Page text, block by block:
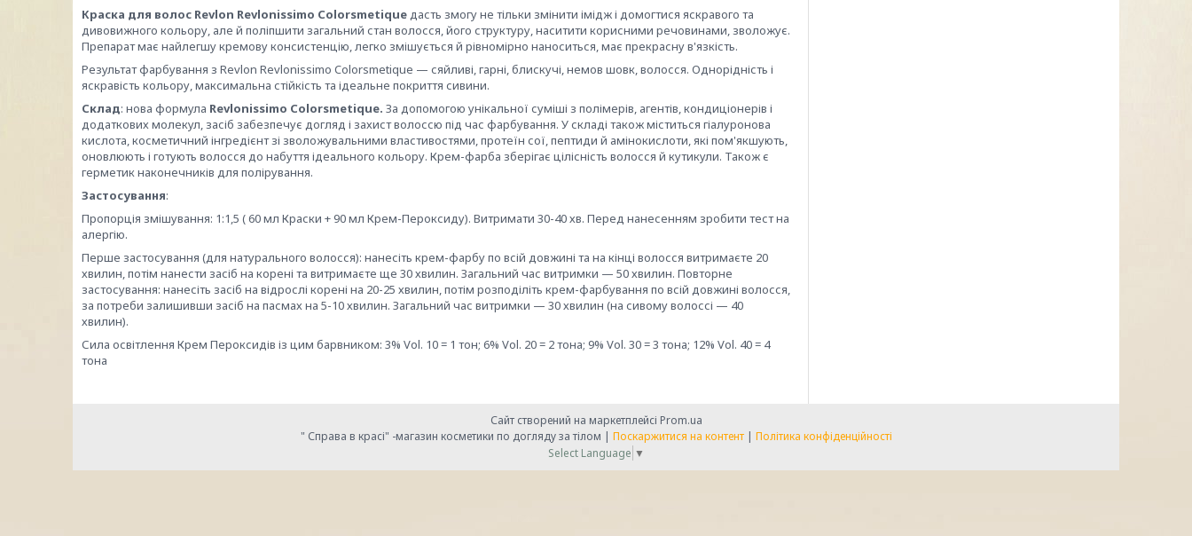
Краска для волос Revlon Revlonissimo Colorsmetiqueдасть змогу не тільки змінити імідж і домогтися яскравого та
дивовижного кольору, але й поліпшити загальний стан волосся, його структуру, наситити корисними речовинами, зволожує.
Препарат має найлегшу кремову консистенцію, легко змішується й рівномірно наноситься, має прекрасну в'язкість.
Результат фарбування з Revlon Revlonissimo Colorsmetique — сяйливі, гарні, блискучі, немов шовк, волосся. Однорідність і
яскравість кольору, максимальна стійкість та ідеальне покриття сивини.
Склад: нова формула Revlonissimo Colorsmetique. За допомогою унікальної суміші з полімерів, агентів, кондиціонерів і
додаткових молекул, засіб забезпечує догляд і захист волоссю під час фарбування. У складі також міститься гіалуронова
кислота, косметичний інгредієнт зі зволожувальними властивостями, протеїн сої, пептиди й амінокислоти, які пом'якшують,
оновлюють і готують волосся до набуття ідеального кольору. Крем-фарба зберігає цілісність волосся й кутикули. Також є
герметик наконечників для полірування.
Застосування:
Пропорція змішування: 1:1,5 ( 60 мл Краски + 90 мл Крем-Пероксиду). Витримати 30-40 хв. Перед нанесенням зробити тест на
алергію.
Перше застосування (для натурального волосся): нанесіть крем-фарбу по всій довжині та на кінці волосся витримаєте 20
хвилин, потім нанести засіб на корені та витримаєте ще 30 хвилин. Загальний час витримки — 50 хвилин. Повторне
застосування: нанесіть засіб на відрослі корені на 20-25 хвилин, потім розподіліть крем-фарбування по всій довжині волосся,
за потреби залишивши засіб на пасмах на 5-10 хвилин. Загальний час витримки — 30 хвилин (на сивому волоссі — 40
хвилин).
Сила освітлення Крем Пероксидів із цим барвником: 3% Vol. 10 = 1 тон; 6% Vol. 20 = 2 тона; 9% Vol. 30 = 3 тона; 12% Vol. 40 = 4
тона
Сайт створений на маркетплейсі Prom.ua
" Справа в красі" -магазин косметики по догляду за тілом | Поскаржитися на контент | Політика конфіденційності
Select Language ▼